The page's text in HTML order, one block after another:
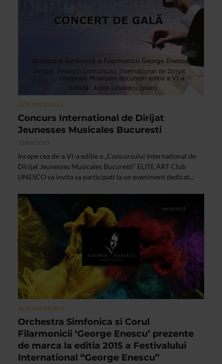
ALTE MATERIALE
Concurs International de Dirijat
Jeunesses Musicales Bucuresti
15/09/2015
Incepe cea de-a VI-a editie a „Concursului International de
Dirijat Jeunesses Musicales Bucuresti” ELITE ART Club
UNESCO va invita sa participati la un eveniment dedicat...
ALTE MATERIALE
Orchestra Simfonica si Corul
Filarmonicii ‘George Enescu’ prezente
de marca la editia 2015 a Festivalului
International “George Enescu”